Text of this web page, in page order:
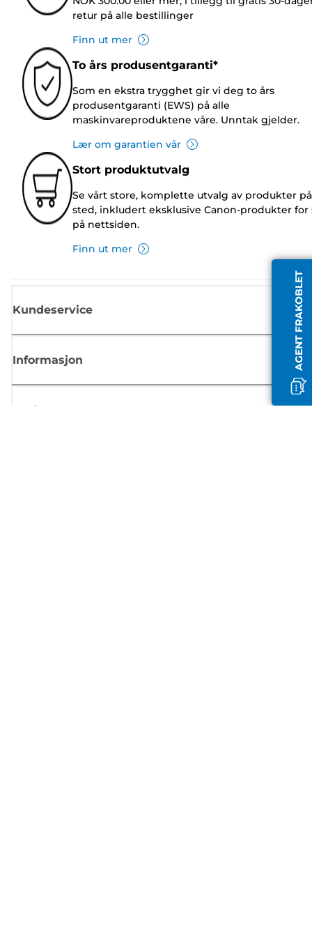
AGENT FRAKOBLET
retur på alle bestillinger
Finn ut mer
To års produsentgaranti*
Som en ekstra trygghet gir vi deg to års
produsentgaranti (EWS) på alle
maskinvareproduktene våre. Unntak gjelder.
Lær om garantien vår
Stort produktutvalg
Se vårt store, komplette utvalg av produkter
sted, inkludert eksklusive Canon-produkter for
på nettsiden.
Finn ut mer
Kundeservice
Informasjon
Butikk